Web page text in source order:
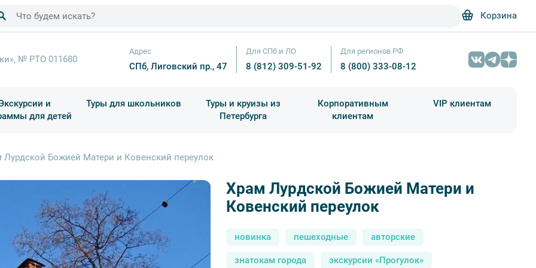
Корзина
№ РТО 011680
Адрес
СПб, Лиговский пр., 47
Для СПб и ЛО
8 (812) 309-51-92
Для регионов РФ
8 (800) 333-08-12
и
для детей
Туры для школьников
Туры и круизы из
Петербурга
Корпоративным
клиентам
VIP клиентам
Лурдской Божией Матери и Ковенский переулок
Храм Лурдской Божией Матери и
Ковенский переулок
Дом А. Бубыря – E. O. / Фотобанк Лори
новинка пешеходные авторские
знатокам города экскурсии «Прогулок»